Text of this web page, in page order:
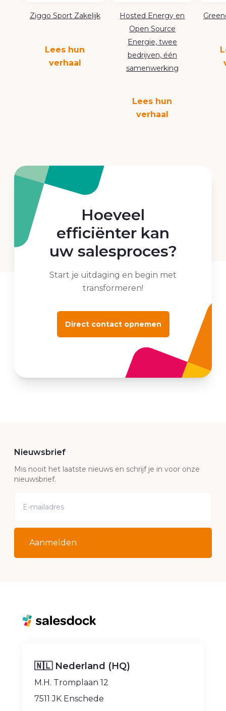
Ziggo Sport Zakelijk
Lees hun
verhaal
Hosted Energy en
Open Source
Energie, twee
bedrijven, één
samenwerking
Lees hun
verhaal
Hoeveel
efficiënter kan
uw salesproces?
Start je uitdaging en begin met
transformeren!
Direct contact opnemen
Nieuwsbrief
Mis nooit het laatste nieuws en schrijf je in voor onze
nieuwsbrief.
Aanmelden
🇳🇱 Nederland (HQ)
M.H. Tromplaan 12
7511 JK Enschede